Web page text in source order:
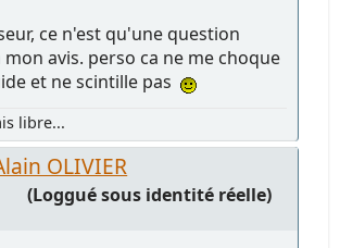
ce n'est qu'une question
avis. perso ca ne me choque
et ne scintille pas
libre...
OLIVIER
(Loggué sous identité réelle)